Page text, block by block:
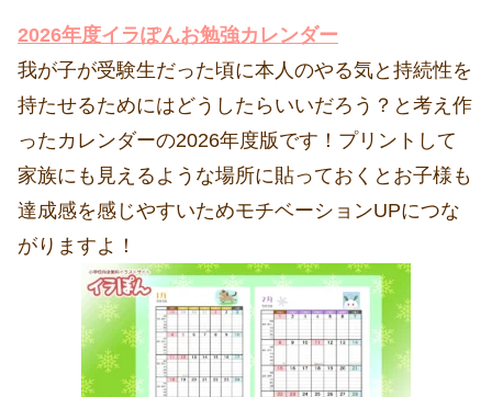
2026年度イラぽんお勉強カレンダー
我が子が受験生だった頃に本人のやる気と持続性を
持たせるためにはどうしたらいいだろう？と考え作
ったカレンダーの2026年度版です！プリントして
家族にも見えるような場所に貼っておくとお子様も
達成感を感じやすいためモチベーションUPにつな
がりますよ！